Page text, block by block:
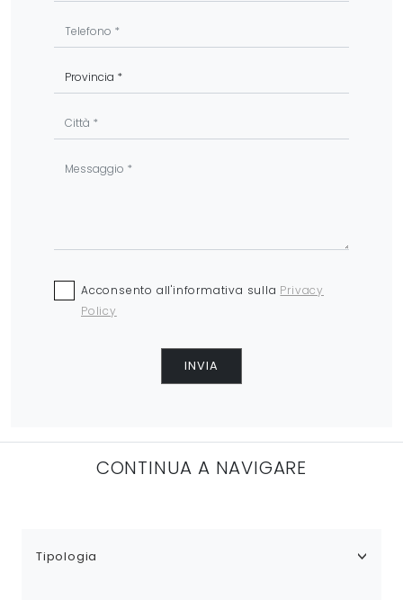
Acconsento all'informativa sulla Privacy
Policy
INVIA
CONTINUA A NAVIGARE
Tipologia